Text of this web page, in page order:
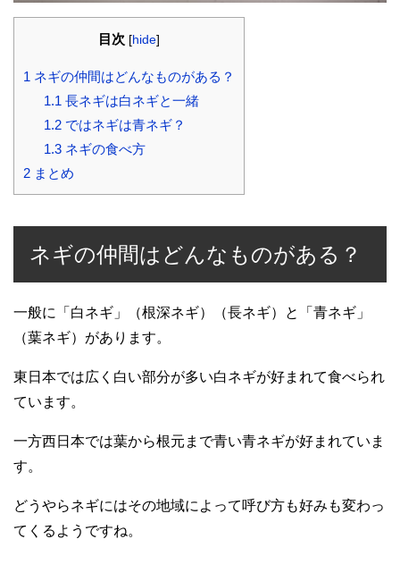
目次 [hide]
1 ネギの仲間はどんなものがある？
1.1 長ネギは白ネギと一緒
1.2ではネギは青ネギ？
1.3ネギの食べ方
2 まとめ
ネギの仲間はどんなものがある？
一般に「白ネギ」（根深ネギ）（長ネギ）と「青ネギ」
（葉ネギ）があります。
東日本では広く白い部分が多い白ネギが好まれて食べられ
ています。
一方西日本では葉から根元まで青い青ネギが好まれていま
す。
どうやらネギにはその地域によって呼び方も好みも変わっ
てくるようですね。